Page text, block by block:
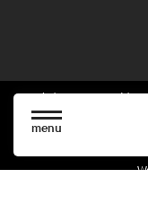
menu
Website gecreëerd in